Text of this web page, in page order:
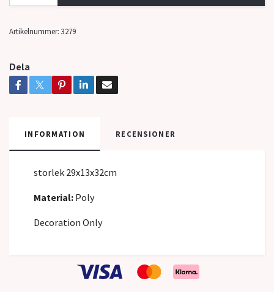
Artikelnummer: 3279
Dela
INFORMATION RECENSIONER
storlek 29x13x32cm
Material: Poly
Decoration Only